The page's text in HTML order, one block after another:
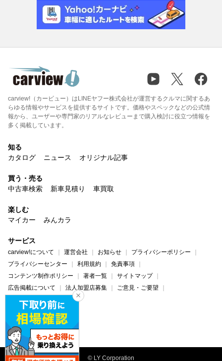
carview!（カービュー）はLINEヤフー株式会社が運営するクルマに関するあ
らゆる情報やサービスを提供するサイトです。価格やスペックなどの公式情
報から、ユーザーや専門家のリアルなレビューまで購入検討に役立つ情報を
多く掲載しています。
知る
カタログ
ニュース オリジナル記事
買う・売る
中古車検索
新車見積り 車買取
楽しむ
マイカー
みんカラ
サービス
carview!について 運営会社 お知らせ
プライバシーポリシー
プライバシーセンター
利用規約
免責事項
コンテンツ制作ポリシー
著者一覧
サイトマップ
広告掲載について
法人加盟店募集
ご意見・ご要望
ヘルプ・お問い合わせ
carview! Yahoo! JAPAN
© LY Corporation